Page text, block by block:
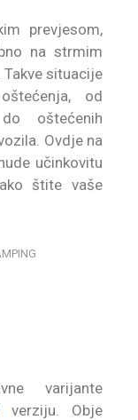
prevjesom,
na strmim
situacije
od
oštećenih
Ovdje na
učinkovitu
štite vaše
varijante
verziju. Obje